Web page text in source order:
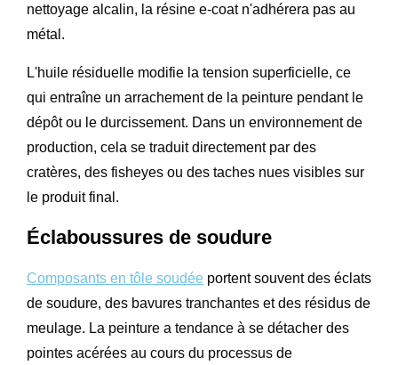
nettoyage alcalin, la résine e-coat n'adhérera pas au
métal.
L'huile résiduelle modifie la tension superficielle, ce
qui entraîne un arrachement de la peinture pendant le
dépôt ou le durcissement. Dans un environnement de
production, cela se traduit directement par des
cratères, des fisheyes ou des taches nues visibles sur
le produit final.
Éclaboussures de soudure
Composants en tôle soudée portent souvent des éclats
de soudure, des bavures tranchantes et des résidus de
meulage. La peinture a tendance à se détacher des
pointes acérées au cours du processus de